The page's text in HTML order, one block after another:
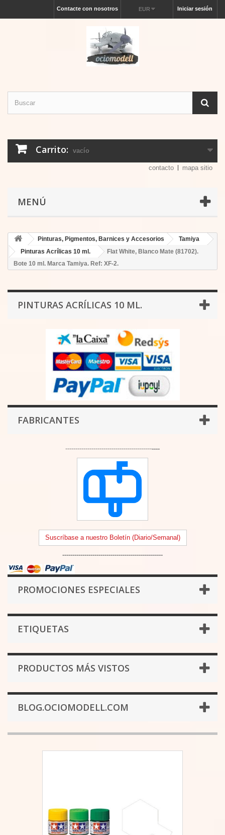
Iniciar sesión
EUR
Contacte con nosotros
Carrito: vacío
contacto mapa sitio
MENÚ
Pinturas, Pigmentos, Barnices y Accesorios
Tamiya
Pinturas Acrílicas 10 ml.
Flat White, Blanco Mate (81702).
Bote 10 ml. Marca Tamiya. Ref: XF-2.
PINTURAS ACRÍLICAS 10 ML.
FABRICANTES
-----------------------------------------------
Suscríbase a nuestro Boletín (Diario/Semanal)
--------------------------------------------------
PROMOCIONES ESPECIALES
ETIQUETAS
PRODUCTOS MÁS VISTOS
BLOG.OCIOMODELL.COM